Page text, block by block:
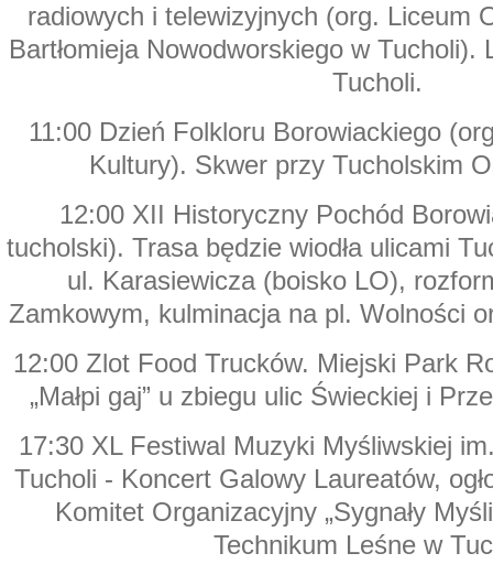
radiowych i telewizyjnych (org. Liceum
Bartłomieja Nowodworskiego w
Tucholi.
11:00 Dzień Folkloru Borowiackiego
Kultury). Skwer przy Tucholskim
12:00 XII Historyczny Pochód
tucholski). Trasa będzie wiodła ulicami
ul. Karasiewicza (boisko LO),
Zamkowym, kulminacja na pl. Wolności
12:00 Zlot Food Trucków. Miejski Park
„Małpi gaj” u zbiegu ulic Świeckiej i
17:30 XL Festiwal Muzyki Myśliwskiej
Tucholi - Koncert Galowy Laureatów,
Komitet Organizacyjny „Sygnały
Technikum Leśne w